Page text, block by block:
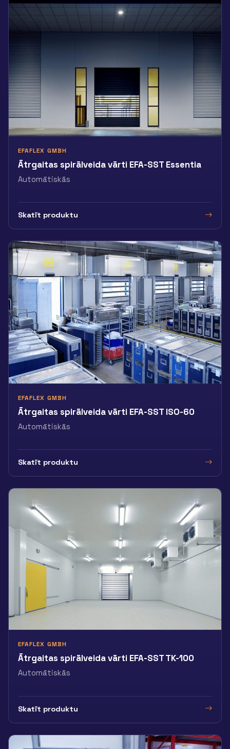
EFAFLEX GMBH
Ātrgaitas spirālveida vārti EFA-SST Essentia
Automātiskās
Skatīt produktu
EFAFLEX GMBH
Ātrgaitas spirālveida vārti EFA-SST ISO-60
Automātiskās
Skatīt produktu
EFAFLEX GMBH
Ātrgaitas spirālveida vārti EFA-SST TK-100
Automātiskās
Skatīt produktu